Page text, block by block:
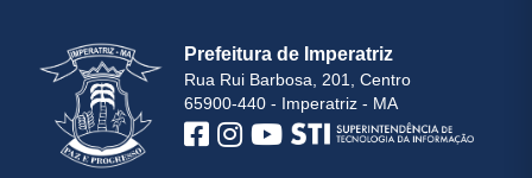
Prefeitura de Imperatriz
Rua Rui Barbosa, 201, Centro
65900-440 - Imperatriz - MA